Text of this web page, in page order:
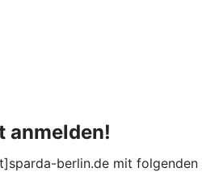
anmelden!
berlin.de mit